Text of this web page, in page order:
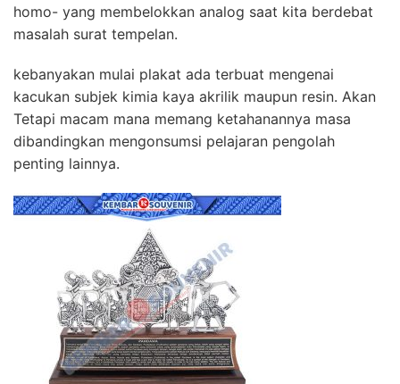
homo- yang membelokkan analog saat kita berdebat
masalah surat tempelan.
kebanyakan mulai plakat ada terbuat mengenai
kacukan subjek kimia kaya akrilik maupun resin. Akan
Tetapi macam mana memang ketahanannya masa
dibandingkan mengonsumsi pelajaran pengolah
penting lainnya.